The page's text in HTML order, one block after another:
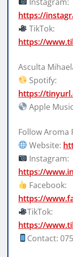
https://
TikTok:
https://
Asculta
Spotify:
https://
Apple
Follow Aroma
Website:
Instagram:
https://
Facebook:
https://
TikTok:
https://
Contact: